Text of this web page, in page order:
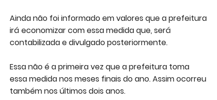
Ainda não foi informado em valores que a prefeitura
irá economizar com essa medida que, será
contabilizada e divulgado posteriormente.
Essa não é a primeira vez que a prefeitura toma
essa medida nos meses finais do ano. Assim ocorreu
também nos últimos dois anos.